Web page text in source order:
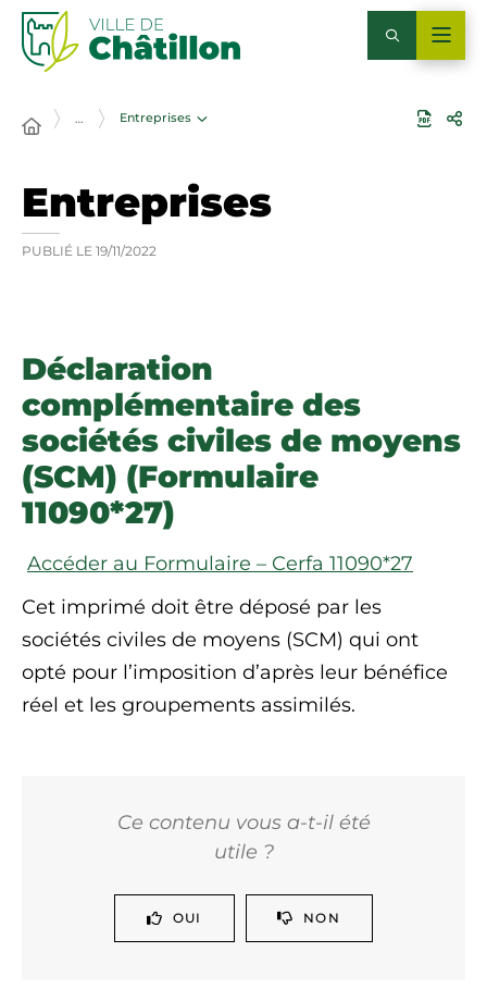
… Entreprises
Entreprises
PUBLIÉ LE 19/11/2022
Déclaration
complémentaire des
sociétés civiles de moyens
(SCM) (Formulaire
11090*27)
Accéder au Formulaire – Cerfa 11090*27
Cet imprimé doit être déposé par les
sociétés civiles de moyens (SCM) qui ont
opté pour l’imposition d’après leur bénéfice
réel et les groupements assimilés.
Ce contenu vous a-t-il été
utile ?
OUI NON